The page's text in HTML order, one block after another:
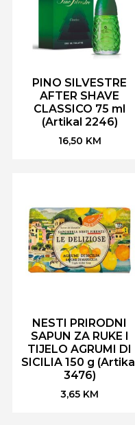
PINO SILVESTRE
AFTER SHAVE
CLASSICO 75 ml
(Artikal 2246)
16,50 KM
NESTI PRIRODNI
SAPUN ZA RUKE I
TIJELO AGRUMI DI
SICILIA 150 g (Artikal
3476)
3,65 KM